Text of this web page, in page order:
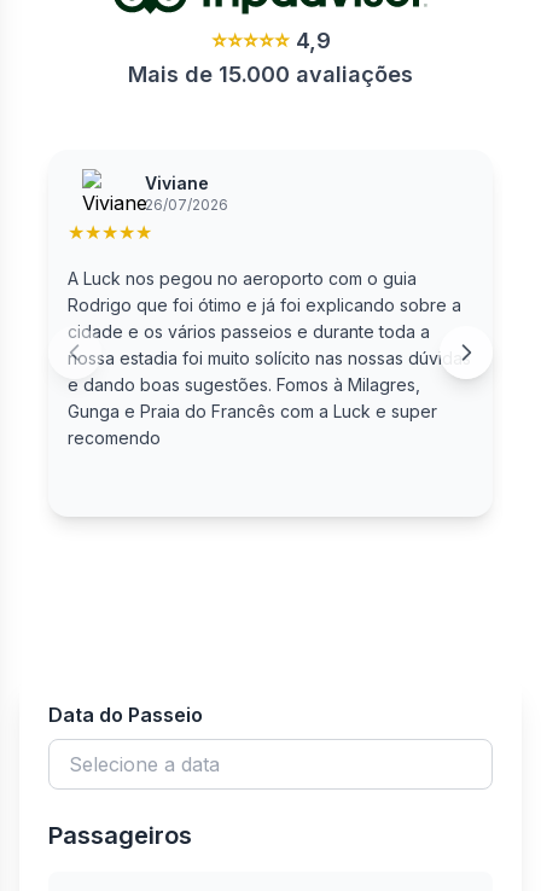
⭐⭐⭐⭐⭐4,9
Mais de 15.000 avaliações
Viviane
26/07/2026
★★★★★
A Luck nos pegou no aeroporto com o guia
Rodrigo que foi ótimo e já foi explicando sobre a
cidade e os vários passeios e durante toda a
nossa estadia foi muito solícito nas nossas dúvidas
e dando boas sugestões. Fomos à Milagres,
Gunga e Praia do Francês com a Luck e super
recomendo
Data do Passeio
Passageiros